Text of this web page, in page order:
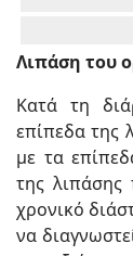
Λιπάση του
Κατά τη
επίπεδα της
με τα
της λιπάσης
χρονικό
να